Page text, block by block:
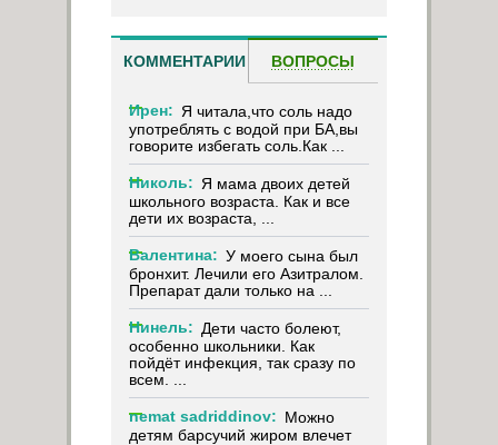
КОММЕНТАРИИ ВОПРОСЫ
Ирен: Я читала,что соль надо
употреблять с водой при БА,вы
говорите избегать соль.Как ...
Николь: Я мама двоих детей
школьного возраста. Как и все
дети их возраста, ...
Валентина: У моего сына был
бронхит. Лечили его Азитралом.
Препарат дали только на ...
Нинель: Дети часто болеют,
особенно школьники. Как
пойдёт инфекция, так сразу по
всем. ...
nemat sadriddinov: Можно
детям барсучий жиром влечет